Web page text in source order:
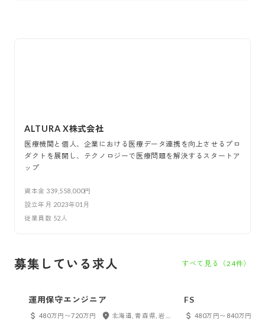
ALTURA X株式会社
医療機関と個人、企業における医療データ連携を向上させるプロ
ダクトを展開し、テクノロジーで医療問題を解決するスタートア
ップ
資本金 339,558,000円
設立年月 2023年01月
従業員数 52 人
募集している求人 すべて見る（24件）
運用保守エンジニア
480万円〜720万円
FS
480万円〜840万円